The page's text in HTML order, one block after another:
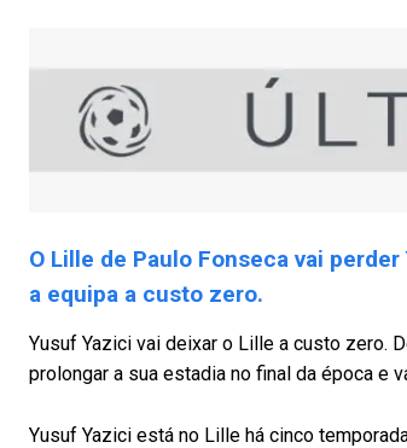
O Lille de Paulo Fonseca vai
a equipa a custo zero.
Yusuf Yazici vai deixar o Lille a custo zero.
prolongar a sua estadia no final da época e
Yusuf Yazici está no Lille há cinco